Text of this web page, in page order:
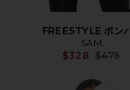
FREESTYLE ボン
SAM.
$328 $475